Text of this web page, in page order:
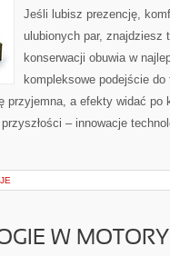
Jeśli lubisz prezencję,
ulubionych par, znajdziesz
konserwacji obuwia w
kompleksowe podejście
przyjemna, a efekty widać
– innowacje
W